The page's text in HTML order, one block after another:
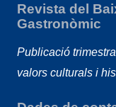
Revista del
Gastronòmic
Publicació
valors culturals i